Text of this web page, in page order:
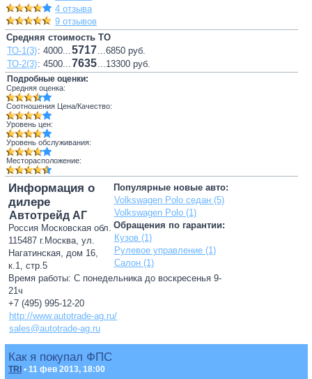
4 отзыва
9 отзывов
Средняя стоимость ТО
ТО-1(3): 4000...5717...6850 руб.
ТО-2(3): 4500...7635...13300 руб.
Подробные оценки:
Средняя оценка:
Соотношения Цена/Качество:
Уровень цен:
Уровень обслуживания:
Месторасположение:
Популярные новые авто:
Volkswagen Polo седан (5)
Volkswagen Polo (1)
Обращения по гарантии:
Кузов (1)
Рулевое управление (1)
Салон (1)
Информация о
дилере
Автотрейд АГ
Россия Московская обл.
115487 г.Москва, ул.
Нагатинская, дом 16,
к.1, стр.5
Время работы: С понедельника до воскресенья 9-
21ч
+7 (495) 995-12-20
http://www.autotrade-ag.ru/
sales@autotrade-ag.ru
Как я покупал ФПС
TRI • 11 фев 2013, 18:00